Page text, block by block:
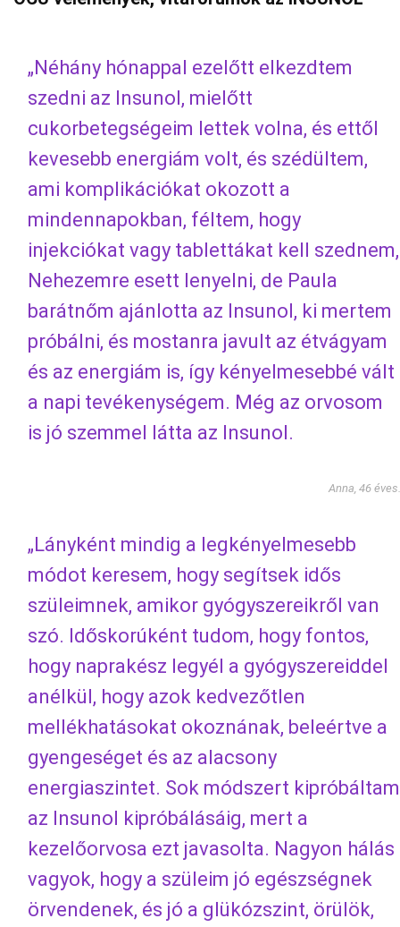
„Néhány hónappal ezelőtt elkezdtem
szedni az Insunol, mielőtt
cukorbetegségeim lettek volna, és ettől
kevesebb energiám volt, és szédültem,
ami komplikációkat okozott a
mindennapokban, féltem, hogy
injekciókat vagy tablettákat kell szednem,
Nehezemre esett lenyelni, de Paula
barátnőm ajánlotta az Insunol, ki mertem
próbálni, és mostanra javult az étvágyam
és az energiám is, így kényelmesebbé vált
a napi tevékenységem. Még az orvosom
is jó szemmel látta az Insunol.
Anna, 46 éves.
„Lányként mindig a legkényelmesebb
módot keresem, hogy segítsek idős
szüleimnek, amikor gyógyszereikről van
szó. Időskorúként tudom, hogy fontos,
hogy naprakész legyél a gyógyszereiddel
anélkül, hogy azok kedvezőtlen
mellékhatásokat okoznának, beleértve a
gyengeséget és az alacsony
energiaszintet. Sok módszert kipróbáltam
az Insunol kipróbálásáig, mert a
kezelőorvosa ezt javasolta. Nagyon hálás
vagyok, hogy a szüleim jó egészségnek
örvendenek, és jó a glükózszint, örülök,